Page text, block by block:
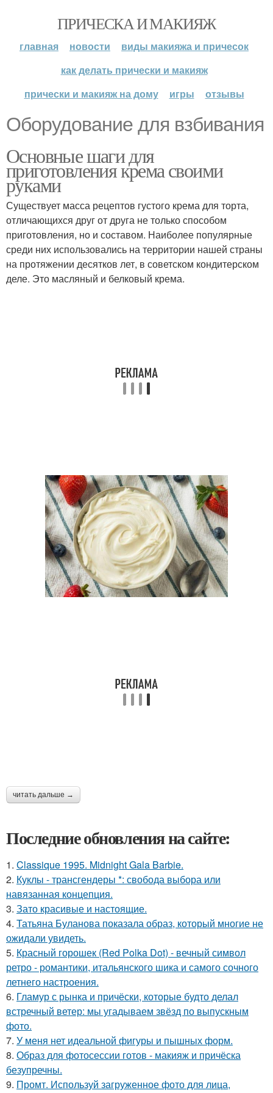
ПРИЧЕСКА И МАКИЯЖ
главная новости
виды макияжа и причесок
как делать прически и макияж
прически и макияж на дому
игры отзывы
Оборудование для взбивания
Основные шаги для
приготовления крема своими
руками
Существует масса рецептов густого крема для торта,
отличающихся друг от друга не только способом
приготовления, но и составом. Наиболее популярные
среди них использовались на территории нашей страны
на протяжении десятков лет, в советском кондитерском
деле. Это масляный и белковый крема.
читать дальше →
Последние обновления на сайте:
1. Classique 1995. Midnight Gala Barbie.
2. Куклы - трансгендеры *: свобода выбора или
навязанная концепция.
3. Зато красивые и настоящие.
4. Татьяна Буланова показала образ, который многие не
ожидали увидеть.
5. Красный горошек (Red Polka Dot) - вечный символ
ретро - романтики, итальянского шика и самого сочного
летнего настроения.
6. Гламур с рынка и причёски, которые будто делал
встречный ветер: мы угадываем звёзд по выпускным
фото.
7. У меня нет идеальной фигуры и пышных форм.
8. Образ для фотосессии готов - макияж и причёска
безупречны.
9. Промт. Используй загруженное фото для лица,